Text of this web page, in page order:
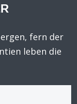
fern der
leben die